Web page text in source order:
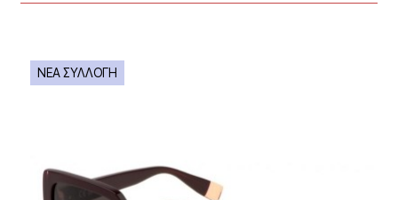
ΝΕΑ ΣΥΛΛΟΓΗ